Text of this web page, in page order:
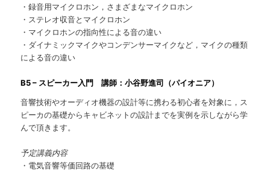
・録音用マイクロホン，さまざまなマイクロホン
・ステレオ収音とマイクロホン
・マイクロホンの指向性による音の違い
・ダイナミックマイクやコンデンサーマイクなど，マイクの種類
による音の違い
B5 – スピーカー入門 講師：小谷野進司（パイオニア）
音響技術やオーディオ機器の設計等に携わる初心者を対象に，ス
ピーカの基礎からキャビネットの設計までを実例を示しながら学
んで頂きます。
予定講義内容
・電気音響等価回路の基礎